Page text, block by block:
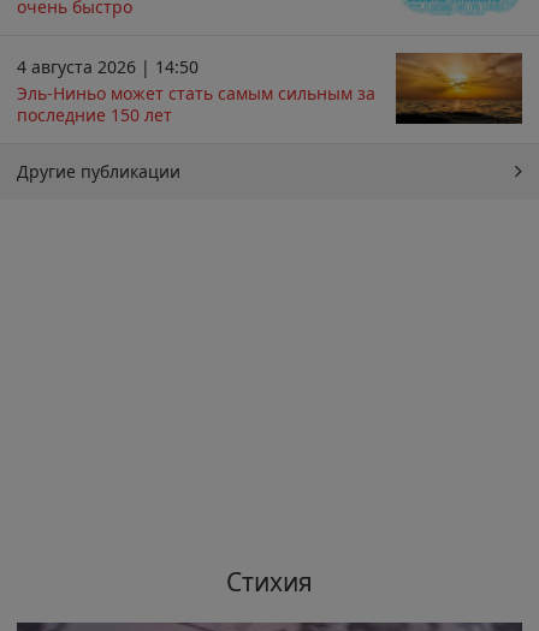
очень быстро
4 августа 2026 | 14:50
Эль-Ниньо может стать самым сильным за
последние 150 лет
Другие публикации
Стихия